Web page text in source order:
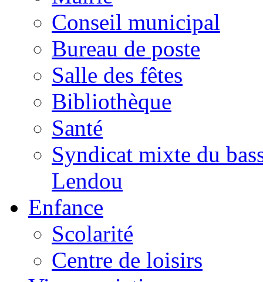
Conseil municipal
Bureau de poste
Salle des fêtes
Bibliothèque
Santé
Syndicat mixte du
Lendou
Enfance
Scolarité
Centre de loisirs